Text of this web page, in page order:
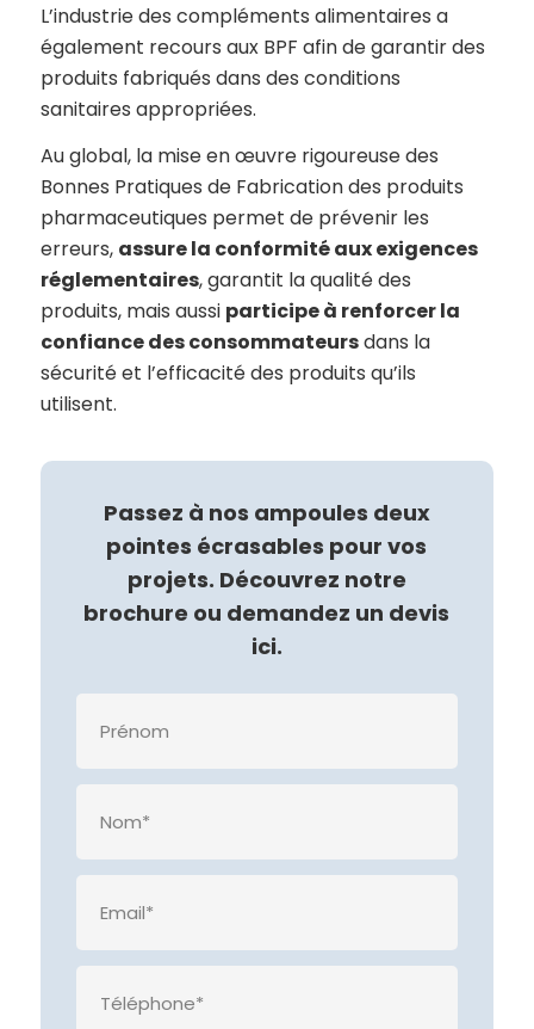
L’industrie des compléments alimentaires a
également recours aux BPF afin de garantir des
produits fabriqués dans des conditions
sanitaires appropriées.
Au global, la mise en œuvre rigoureuse des
Bonnes Pratiques de Fabrication des produits
pharmaceutiques permet de prévenir les
erreurs, assure la conformité aux exigences
réglementaires, garantit la qualité des
produits, mais aussi participe à renforcer la
confiance des consommateursdans la
sécurité et l’efficacité des produits qu’ils
utilisent.
Passez à nos ampoules deux
pointes écrasables pour vos
projets. Découvrez notre
brochure ou demandez un devis
ici.